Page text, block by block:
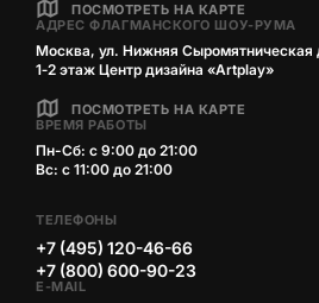
ПОСМОТРЕТЬ НА КАРТЕ
АДРЕС ФЛАГМАНСКОГО ШОУ-РУМА
Москва, ул. Нижняя Сыромятническая
1‑2 этаж Центр дизайна «Artplay»
ПОСМОТРЕТЬ НА КАРТЕ
ВРЕМЯ РАБОТЫ
Пн-Сб: с 9:00 до 21:00
Вс: с 11:00 до 21:00
ТЕЛЕФОНЫ
+7 (495) 120-46-66
+7 (800) 600-90-23
E-MAIL